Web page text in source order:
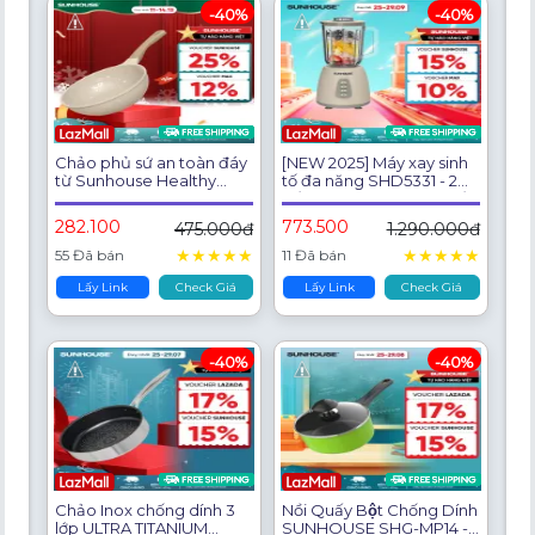
Chảo phủ sứ an toàn đáy
từ Sunhouse Healthy
SBDS20-24-26-28MC -
Tỏa nhiệt đều - Chống
dính Ceramic - Dùng mọi
loại bếp
282.100 475.000đ
55 Đã bán ★★★★★
Lấy Link Check Giá
-40%
[NEW 2025] Máy xay sinh
tố đa năng SHD5331 - 2
cối đa năng - Xay sinh tố -
Xay thịt - Dung tích 1.5L -
Công suất 350W
773.500 1.290.000đ
11 Đã bán ★★★★★
Lấy Link Check Giá
-40%
Chảo Inox chống dính 3
lớp ULTRA TITANIUM
-40%
Nồi Quấy Bột Chống Dính
SUNHOUSE SHG-MP14 -
-40%